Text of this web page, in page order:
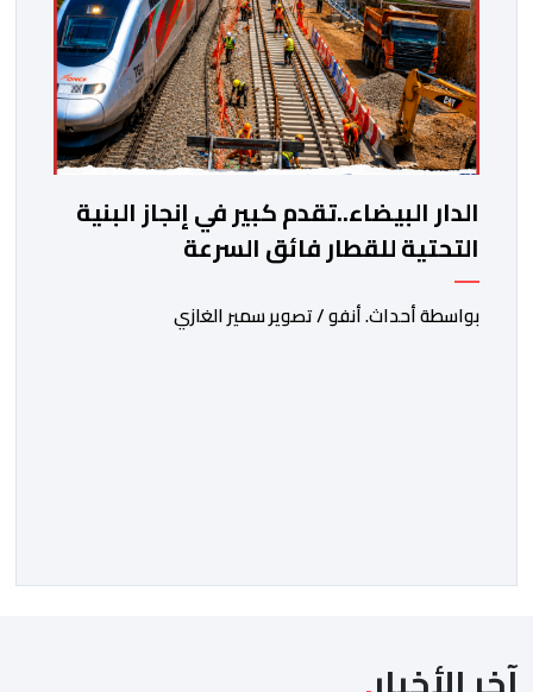
الدار البيضاء..تقدم كبير في إنجاز البنية
التحتية للقطار فائق السرعة
بواسطة أحداث. أنفو / تصوير سمير الغازي